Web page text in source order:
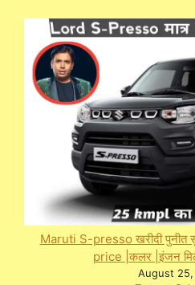
Maruti S-presso खरीदी पुनीत
price |कलर |इंजन
August